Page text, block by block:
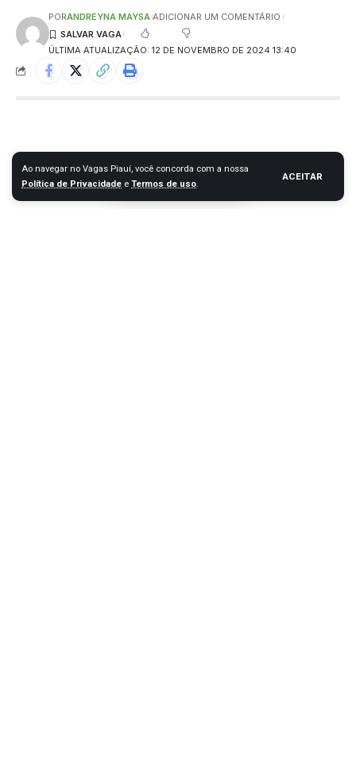
Ao navegar no Vagas Piauí, você concorda com a nossa
Política de Privacidade e Termos de uso.
ACEITAR
ÚLTIMA ATUALIZAÇÃO: 12 DE NOVEMBRO DE 2024 13:40
PORANDREYNA MAYSA ADICIONAR UM COMENTÁRIO